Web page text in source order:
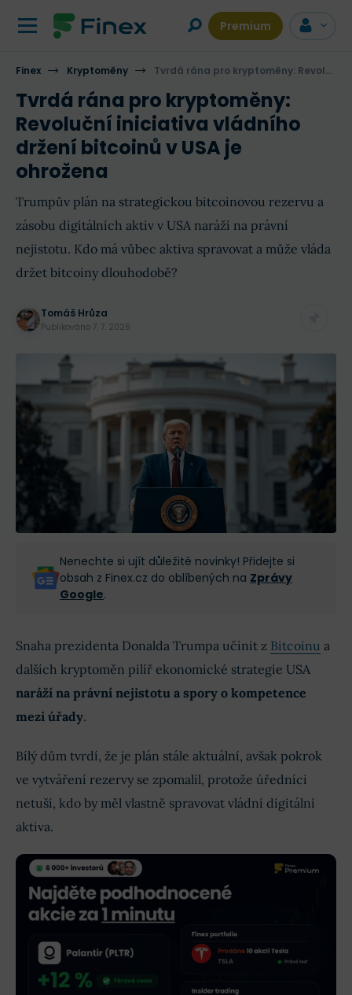
Premium
Finex Kryptoměny Tvrdá rána pro kryptoměny: Revoluční iniciativa vládního držení bitcoinů v USA je ohrožena
Tvrdá rána pro kryptoměny:
Revoluční iniciativa vládního
držení bitcoinů v USA je
ohrožena
Trumpův plán na strategickou bitcoinovou rezervu a
zásobu digitálních aktiv v USA naráží na právní
nejistotu. Kdo má vůbec aktiva spravovat a může vláda
držet bitcoiny dlouhodobě?
Tomáš Hrůza
Publikováno 7. 7. 2026
Nenechte si ujít důležité novinky! Přidejte si
obsah z Finex.cz do oblíbených na Zprávy
Google.
Snaha prezidenta Donalda Trumpa učinit z Bitcoinu a
dalších kryptoměn pilíř ekonomické strategie USA
naráží na právní nejistotu a spory o kompetence
mezi úřady.
Bílý dům tvrdí, že je plán stále aktuální, avšak pokrok
ve vytváření rezervy se zpomalil, protože úředníci
netuší, kdo by měl vlastně spravovat vládní digitální
aktiva.